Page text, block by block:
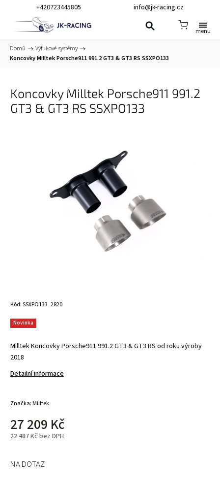
+420723445805 info@jk-racing.cz
Domů / Výfukové systémy /
Koncovky Milltek Porsche911 991.2 GT3 & GT3 RS SSXPO133
Koncovky Milltek Porsche911 991.2
GT3 & GT3 RS SSXPO133
Kód:SSXPO133_2820
Milltek Koncovky Porsche911 991.2 GT3 & GT3 RS od roku výroby
2018
Detailní informace
Novinka
Značka:Milltek
27 209 Kč
22 487 Kč bez DPH
NA DOTAZ